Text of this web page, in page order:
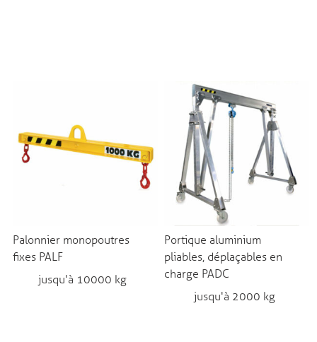
Palonnier monopoutres
fixes PALF
jusqu'à 10000 kg
Portique aluminium
pliables, déplaçables en
charge PADC
jusqu'à 2000 kg